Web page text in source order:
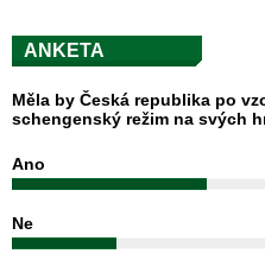
ANKETA
Měla by Česká republika po
schengenský režim na svých
Ano
Ne